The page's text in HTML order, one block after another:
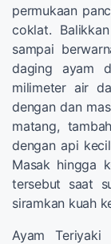
permukaan
coklat.
sampai
daging ayam
milimeter air
dengan dan
matang,
dengan api
Masak hingga
tersebut saat
siramkan kuah
Ayam